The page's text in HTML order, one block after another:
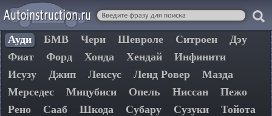
Ауди БМВ Чери Шевроле Ситроен
Дэу
Фиат
Форд Хонда Хендай
Инфинити
Исузу
Джип Лексус Ленд Ровер
Мазда
Мерседес
Мицубиси Опель Ниссан
Пежо
Рено
Сааб Шкода Субару Сузуки
Тойота